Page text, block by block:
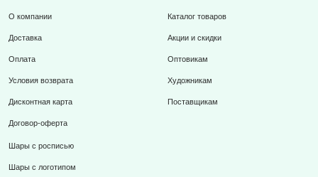
О компании
Доставка
Оплата
Условия возврата
Дисконтная карта
Договор-оферта
Каталог товаров
Акции и скидки
Оптовикам
Художникам
Поставщикам
Шары с росписью
Шары с логотипом